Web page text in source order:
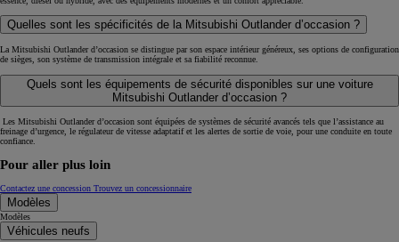
Quelles sont les spécificités de la Mitsubishi Outlander d’occasion ?
La Mitsubishi Outlander d’occasion se distingue par son espace intérieur généreux, ses options de configuration
de sièges, son système de transmission intégrale et sa fiabilité reconnue.
Quels sont les équipements de sécurité disponibles sur une voiture
Mitsubishi Outlander d’occasion ?
Les Mitsubishi Outlander d’occasion sont équipées de systèmes de sécurité avancés tels que l’assistance au
freinage d’urgence, le régulateur de vitesse adaptatif et les alertes de sortie de voie, pour une conduite en toute
confiance.
Pour aller plus loin
Contactez une concession Trouvez un concessionnaire
Modèles
Modèles
Véhicules neufs